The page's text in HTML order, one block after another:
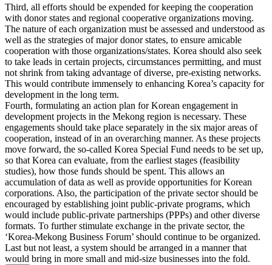
Third, all efforts should be expended for keeping the cooperation
with donor states and regional cooperative organizations moving.
The nature of each organization must be assessed and understood as
well as the strategies of major donor states, to ensure amicable
cooperation with those organizations/states. Korea should also seek
to take leads in certain projects, circumstances permitting, and must
not shrink from taking advantage of diverse, pre-existing networks.
This would contribute immensely to enhancing Korea’s capacity for
development in the long term.
Fourth, formulating an action plan for Korean engagement in
development projects in the Mekong region is necessary. These
engagements should take place separately in the six major areas of
cooperation, instead of in an overarching manner. As these projects
move forward, the so-called Korea Special Fund needs to be set up,
so that Korea can evaluate, from the earliest stages (feasibility
studies), how those funds should be spent. This allows an
accumulation of data as well as provide opportunities for Korean
corporations. Also, the participation of the private sector should be
encouraged by establishing joint public-private programs, which
would include public-private partnerships (PPPs) and other diverse
formats. To further stimulate exchange in the private sector, the
‘Korea-Mekong Business Forum’ should continue to be organized.
Last but not least, a system should be arranged in a manner that
would bring in more small and mid-size businesses into the fold.